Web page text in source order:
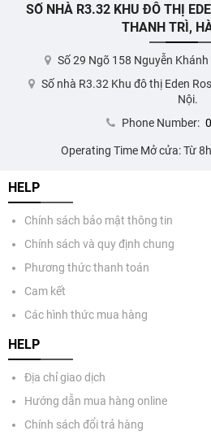
SỐ NHÀ R3.32 KHU ĐÔ THỊ
THANH TRÌ,
Số 29 Ngõ 158 Nguyễn Khánh
Số nhà R3.32 Khu đô thị Eden
Nội.
Phone Number:
Operating Time Mở cửa: Từ
HELP
Chính sách bảo mật thông tin
Chính sách và quy định chung
Phương thức thanh toán
Cam kết
Các hình thức mua hàng
HELP
Địa chỉ giao dịch
Hướng dẫn mua hàng online
Chính sách đổi trả hàng